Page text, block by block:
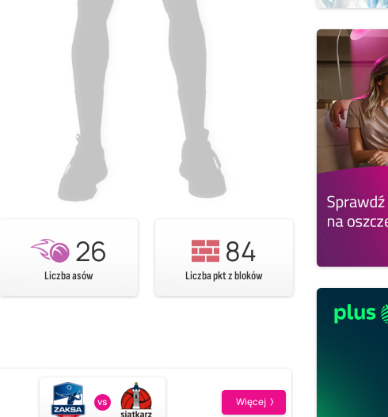
26
Liczba asów
84
Liczba pkt z bloków
vs Więcej